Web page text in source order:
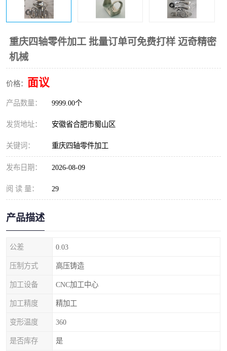
重庆四轴零件加工 批量订单可免费打样 迈奇精密
机械
价格： 面议
产品数量： 9999.00个
发货地址： 安徽省合肥市蜀山区
关键词： 重庆四轴零件加工
发布日期： 2026-08-09
阅 读 量： 29
产品描述
公差 0.03
压制方式 高压铸造
加工设备 CNC加工中心
加工精度 精加工
变形温度 360
是否库存 是